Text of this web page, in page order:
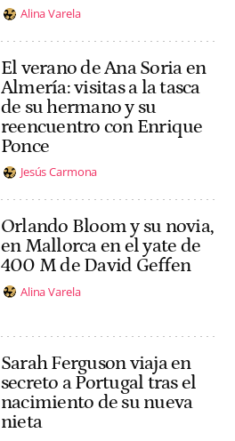
Alina Varela
El verano de Ana Soria en
Almería: visitas a la tasca
de su hermano y su
reencuentro con Enrique
Ponce
Jesús Carmona
Orlando Bloom y su novia,
en Mallorca en el yate de
400 M de David Geffen
Alina Varela
Sarah Ferguson viaja en
secreto a Portugal tras el
nacimiento de su nueva
nieta